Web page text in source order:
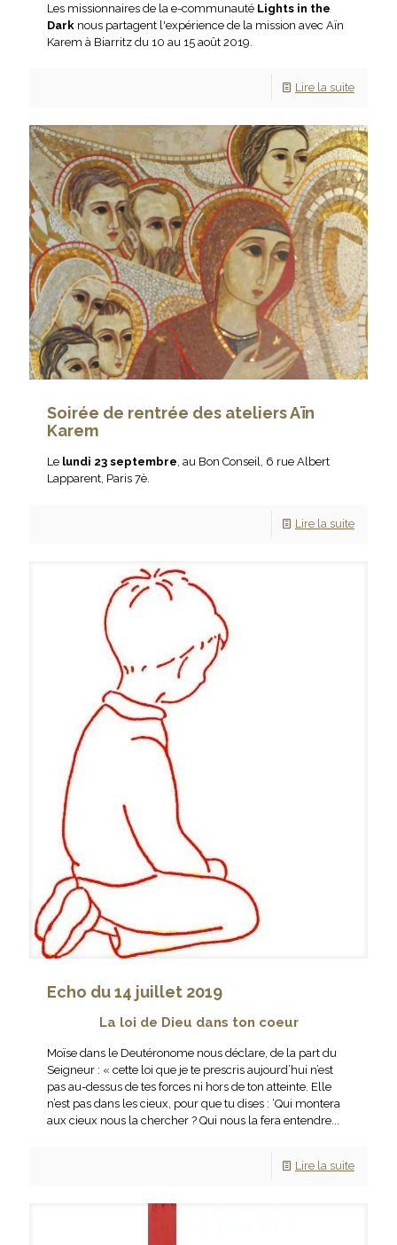
Les missionnaires de la e-communauté Lights in the
Dark nous partagent l'expérience de la mission avec Aïn
Karem à Biarritz du 10 au 15 août 2019.
Lire la suite
Soirée de rentrée des ateliers Aïn
Karem
Le lundi 23 septembre , au Bon Conseil, 6 rue Albert
Lapparent, Paris 7è.
Lire la suite
Echo du 14 juillet 2019
La loi de Dieu dans ton coeur
Moïse dans le Deutéronome nous déclare, de la part du
Seigneur : « cette loi que je te prescris aujourd’hui n’est
pas au-dessus de tes forces ni hors de ton atteinte. Elle
n’est pas dans les cieux, pour que tu dises : ‘Qui montera
aux cieux nous la chercher ? Qui nous la fera entendre...
Lire la suite